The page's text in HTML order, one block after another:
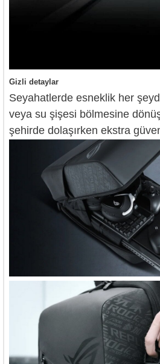
Gizli detaylar
Seyahatlerde esneklik her
veya su şişesi bölmesine
şehirde dolaşırken ekstra